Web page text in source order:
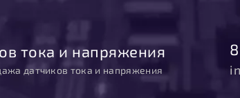
тока и напряжения
датчиков тока и напряжения